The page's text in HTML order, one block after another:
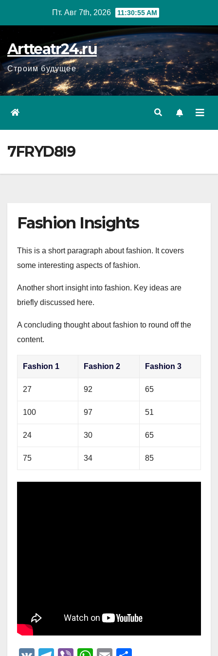
Пт. Авг 7th, 2026 11:30:57 AM
Artteatr24.ru
Строим будущее
7FRYD8I9
Fashion Insights
This is a short paragraph about fashion. It covers
some interesting aspects of fashion.
Another short insight into fashion. Key ideas are
briefly discussed here.
A concluding thought about fashion to round off the
content.
Fashion 1 Fashion 2 Fashion 3
27 92 65
100 97 51
24 30 65
75 34 85